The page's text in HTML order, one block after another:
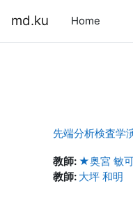
md.ku Home
先端分析検査
教師: ★奥宮 敏
教師: 大坪 和明